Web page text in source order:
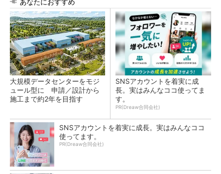
あなたにおすすめ
大規模データセンターをモジ
ュール型に 申請／設計から
施工まで約2年を目指す
SNSアカウントを着実に成
長。実はみんなココ使ってま
す。
PR(Dreaw合同会社)
SNSアカウントを着実に成長。実はみんなココ
使ってます。
PR(Dreaw合同会社)